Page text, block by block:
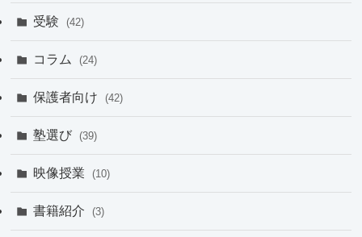
受験 (42)
コラム (24)
保護者向け (42)
塾選び (39)
映像授業 (10)
書籍紹介 (3)